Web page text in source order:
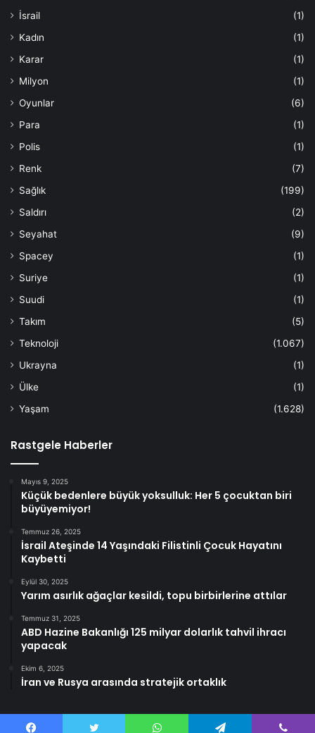
İsrail
(1)
Kadın
(1)
Karar
(1)
Milyon
(1)
Oyunlar
(6)
Para
(1)
Polis
(1)
Renk
(7)
Sağlık
(199)
Saldırı
(2)
Seyahat
(9)
Spacey
(1)
Suriye
(1)
Suudi
(1)
Takım
(5)
Teknoloji
(1.067)
Ukrayna
(1)
Ülke
(1)
Yaşam
(1.628)
Rastgele Haberler
Mayıs 9, 2025
Küçük bedenlere büyük yoksulluk: Her 5 çocuktan biri
büyüyemiyor!
Temmuz 26, 2025
İsrail Ateşinde 14 Yaşındaki Filistinli Çocuk Hayatını
Kaybetti
Eylül 30, 2025
Yarım asırlık ağaçlar kesildi, topu birbirlerine attılar
Temmuz 31, 2025
ABD Hazine Bakanlığı 125 milyar dolarlık tahvil ihracı
yapacak
Ekim 6, 2025
İran ve Rusya arasında stratejik ortaklık